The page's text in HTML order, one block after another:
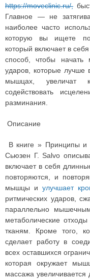
https://moveclinic.ru/,
Главное — не
наиболее часто
которую вы ищете
который включает в
способ, чтобы начать
ударов, которые лучше
мышцах, увеличат
содействовать
разминания.
Описание
В книге » Принципы и
Сьюзен Г. Salvo
включает в себя
повторяются, и
мышцы и улучшает
ритмических ударов,
параллельно
метаболические
тканям. Кроме того,
сделает работу в
всех оставшихся
которая окружает
массажа увеличивается